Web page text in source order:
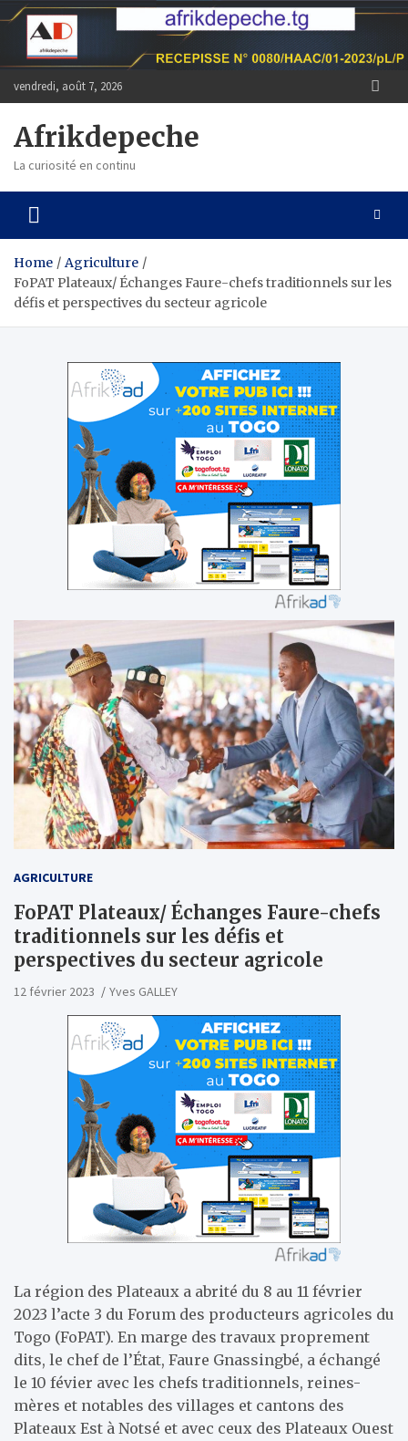
Skip
content
vendredi, août 7, 2026
Afrikdepeche
La curiosité en continu
Home
Agriculture
FoPAT Plateaux/ Échanges Faure-chefs traditionnels sur les
défis et perspectives du secteur agricole
AGRICULTURE
FoPAT Plateaux/ Échanges Faure-chefs
traditionnels sur les défis et
perspectives du secteur agricole
12 février 2023 Yves GALLEY
La région des Plateaux a abrité du 8 au 11 février
2023 l’acte 3 du Forum des producteurs agricoles du
Togo (FoPAT). En marge des travaux proprement
dits, le chef de l’État, Faure Gnassingbé, a échangé
le 10 févier avec les chefs traditionnels, reines-
mères et notables des villages et cantons des
Plateaux Est à Notsé et avec ceux des Plateaux Ouest